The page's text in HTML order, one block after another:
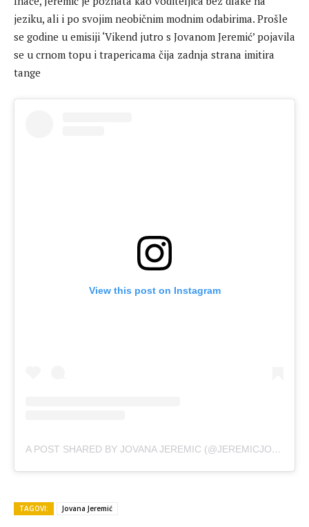
jeziku, ali i po svojim neobičnim modnim odabirima. Prošle
se godine u emisiji ‘Vikend jutro s Jovanom Jeremić’ pojavila
se u crnom topu i trapericama čija zadnja strana imitira
tange
View this post on Instagram
A POST SHARED BY JOVANA JEREMIC (@JEREMICJOVANA)
TAGOVI: Jovana Jeremić